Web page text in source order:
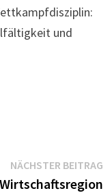
und
NÄCHSTER BEITRAG
Wirtschaftsregion